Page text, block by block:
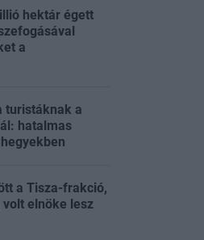
hektár égett
a
turistáknak a
hatalmas
a Tisza-frakció,
elnöke lesz